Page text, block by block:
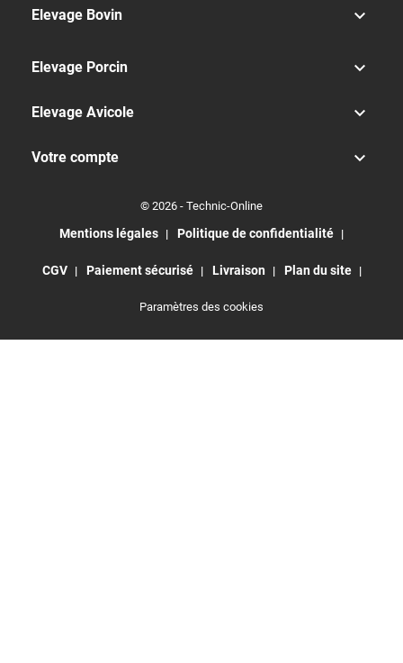
Elevage Bovin 
Elevage Porcin 
Elevage Avicole 
Votre compte 
© 2026 - Technic-Online
Mentions légales Politique de confidentialité
CGV Paiement sécurisé Livraison Plan du site
Paramètres des cookies